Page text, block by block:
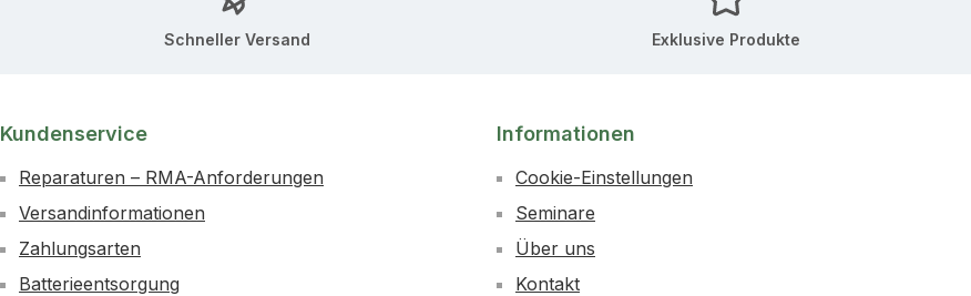
Schneller Versand Exklusive Produkte
Kundenservice
Reparaturen – RMA-Anforderungen
Versandinformationen
Zahlungsarten
Batterieentsorgung
Informationen
Cookie-Einstellungen
Seminare
Über uns
Kontakt